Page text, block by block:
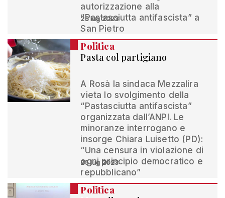
autorizzazione alla
“Pastasciutta antifascista” a
San Pietro
25 lug 2023
Politica
Pasta col partigiano
A Rosà la sindaca Mezzalira
vieta lo svolgimento della
“Pastasciutta antifascista”
organizzata dall’ANPI. Le
minoranze interrogano e
insorge Chiara Luisetto (PD):
“Una censura in violazione di
ogni principio democratico e
repubblicano”
25 lug 2023
Politica